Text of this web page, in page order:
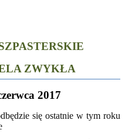
ZWYKŁA
2017
się ostatnie w tym roku